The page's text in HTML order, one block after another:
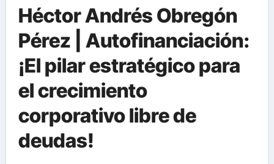
Héctor Andrés Obregón
Pérez | Autofinanciación:
¡El pilar estratégico para
el crecimiento
corporativo libre de
deudas!